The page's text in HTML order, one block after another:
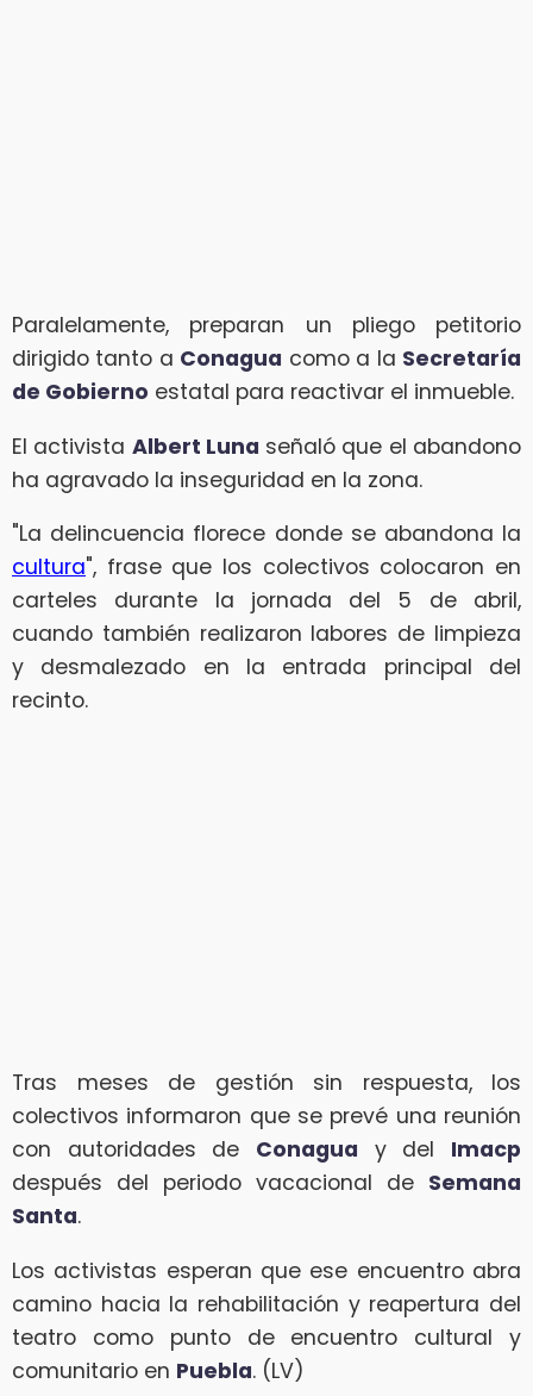
Paralelamente, preparan un pliego petitorio
dirigido tanto a Conagua como a la Secretaría
de Gobierno estatal para reactivar el inmueble.
El activista Albert Luna señaló que el abandono
ha agravado la inseguridad en la zona.
"La delincuencia florece donde se abandona la
cultura", frase que los colectivos colocaron en
carteles durante la jornada del 5 de abril,
cuando también realizaron labores de limpieza
y desmalezado en la entrada principal del
recinto.
Tras meses de gestión sin respuesta, los
colectivos informaron que se prevé una reunión
con autoridades de Conagua y del Imacp
después del periodo vacacional de Semana
Santa.
Los activistas esperan que ese encuentro abra
camino hacia la rehabilitación y reapertura del
teatro como punto de encuentro cultural y
comunitario en Puebla. (LV)